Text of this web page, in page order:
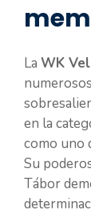
La WK
en la
como uno
Su
Tábor